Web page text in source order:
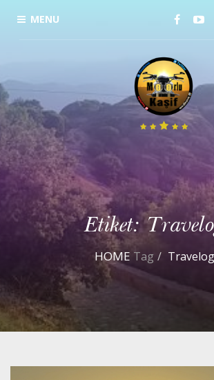
MENU
Etiket:
HOME Tag Travelog